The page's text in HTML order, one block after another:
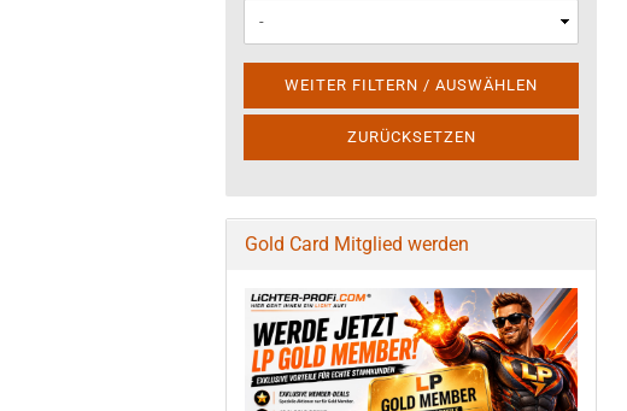
WEITER FILTERN / AUSWÄHLEN
ZURÜCKSETZEN
Gold Card Mitglied werden